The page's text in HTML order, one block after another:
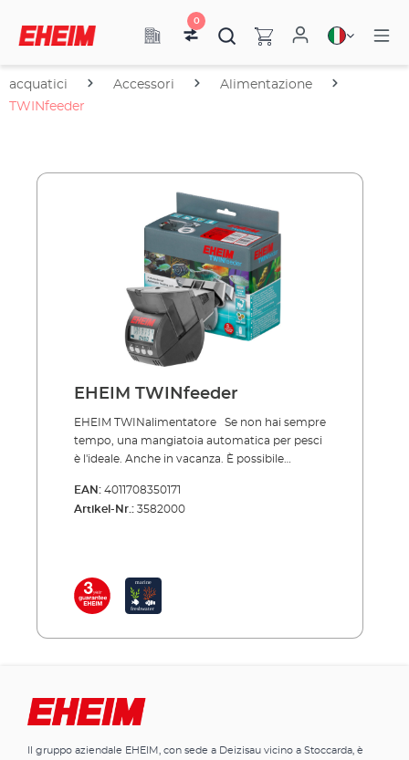
0
acquatici Accessori
Alimentazione
TWINfeeder
EHEIM TWINfeeder
EHEIM TWINalimentatore Se non hai sempre
tempo, una mangiatoia automatica per pesci
è l'ideale. Anche in vacanza. È possibile
alimentazione e la quantità di cibo e la
mangiatoia per pesci ventila il cibo
momento. I tasti funzione sono a prova di
schizzi. Un sistema di avviso mostra
naturalmente, le mangiatoie si adattano alle
mangiatoia per pesci più piccola per scaglie e
la TWIN con due camere separate per diversi
Mangiatoia automatica con 2 camere
EAN: 4011708350171
Artikel-Nr.: 3582000
Il gruppo aziendale EHEIM, con sede a Deizisau vicino a Stoccarda, è